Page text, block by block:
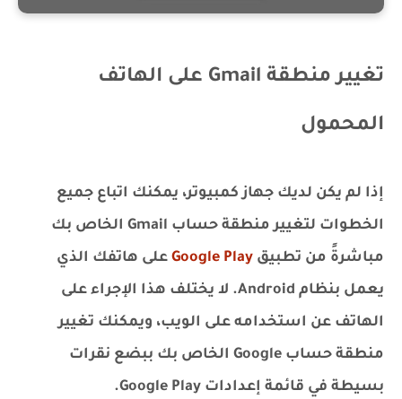
تغيير منطقة Gmail على الهاتف
المحمول
إذا لم يكن لديك جهاز كمبيوتر، يمكنك اتباع جميع
الخطوات لتغيير منطقة حساب Gmail الخاص بك
مباشرةً من تطبيق Google Play على هاتفك الذي
يعمل بنظام Android. لا يختلف هذا الإجراء على
الهاتف عن استخدامه على الويب، ويمكنك تغيير
منطقة حساب Google الخاص بك ببضع نقرات
بسيطة في قائمة إعدادات Google Play.